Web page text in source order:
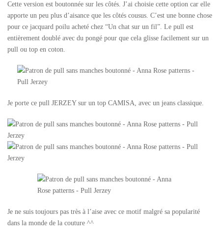
Cette version est boutonnée sur les côtés. J’ai choisie cette option car elle
apporte un peu plus d’aisance que les côtés cousus. C’est une bonne chose
pour ce jacquard poilu acheté chez “Un chat sur un fil”. Le pull est
entièrement doublé avec du pongé pour que cela glisse facilement sur un
pull ou top en coton.
Je porte ce pull JERZEY sur un top CAMISA, avec un jeans classique.
Je ne suis toujours pas très à l’aise avec ce motif malgré sa popularité
dans la monde de la couture ^^